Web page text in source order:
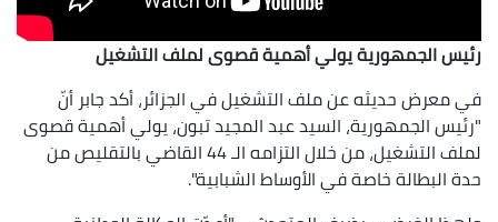
رئيس الجمهورية يولي أهمية قصوى لملف التشغيل
في معرض حديثه عن ملف التشغيل في الجزائر، أكد جابر أنّ
"رئيس الجمهورية، السيد عبد المجيد تبون، يولي أهمية قصوى
لملف التشغيل، من خلال التزامه الـ 44 القاضي بالتقليص من
حدة البطالة خاصة في الأوساط الشبابية".